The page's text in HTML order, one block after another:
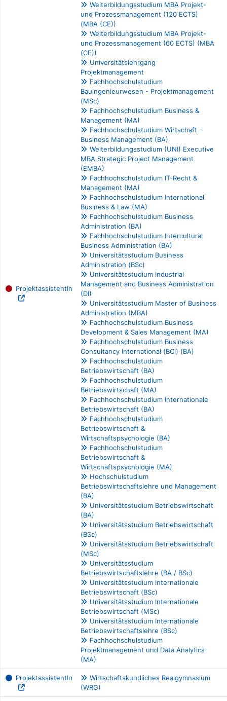
ProjektassistentIn
Weiterbildungsstudium MBA Projekt-
und Prozessmanagement (120 ECTS)
(MBA (CE))
Weiterbildungsstudium MBA Projekt-
und Prozessmanagement (60 ECTS) (MBA
(CE))
Universitätslehrgang
Projektmanagement
Fachhochschulstudium
Bauingenieurwesen - Projektmanagement
(MSc)
Fachhochschulstudium Business &
Management (MA)
Fachhochschulstudium Wirtschaft -
Business Management (BA)
Weiterbildungsstudium (UNI) Executive
MBA Strategic Project Management
(EMBA)
Fachhochschulstudium IT-Recht &
Management (MA)
Fachhochschulstudium International
Business & Law (MA)
Fachhochschulstudium Business
Administration (BA)
Fachhochschulstudium Intercultural
Business Administration (BA)
Universitätsstudium Business
Administration (BSc)
Universitätsstudium Industrial
Management and Business Administration
(DI)
Universitätsstudium Master of Business
Administration (MBA)
Fachhochschulstudium Business
Development & Sales Management (MA)
Fachhochschulstudium Business
Consultancy International (BCi) (BA)
Fachhochschulstudium
Betriebswirtschaft (BA)
Fachhochschulstudium
Betriebswirtschaft (MA)
Fachhochschulstudium Internationale
Betriebswirtschaft (BA)
Fachhochschulstudium
Betriebswirtschaft &
Wirtschaftspsychologie (BA)
Fachhochschulstudium
Betriebswirtschaft &
Wirtschaftspsychologie (MA)
Hochschulstudium
Betriebswirtschaftslehre und Management
(BA)
Universitätsstudium Betriebswirtschaft
(BA)
Universitätsstudium Betriebswirtschaft
(BSc)
Universitätsstudium Betriebswirtschaft
(MSc)
Universitätsstudium
Betriebswirtschaftslehre (BA / BSc)
Universitätsstudium Internationale
Betriebswirtschaft (BSc)
Universitätsstudium Internationale
Betriebswirtschaft (MSc)
Universitätsstudium Internationale
Betriebswirtschaftslehre (BSc)
Fachhochschulstudium
Projektmanagement und Data Analytics
(MA)
ProjektassistentIn
Wirtschaftskundliches Realgymnasium
(WRG)